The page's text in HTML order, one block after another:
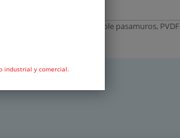
industrial y comercial.
ejemplo: Conexión enchufable pasamuros, PVDF